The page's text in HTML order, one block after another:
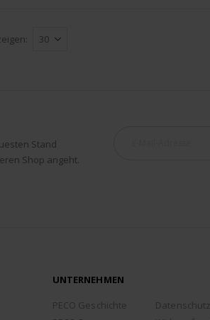
Stand
Shop angeht.
UNTERNEHMEN
PECO Geschichte
Datenschutz